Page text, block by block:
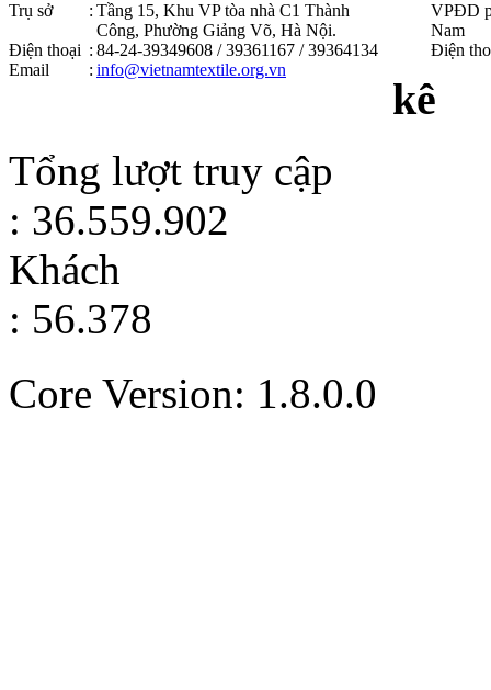
Trụ sở : Tầng 15, Khu VP tòa nhà C1 Thành
Công, Phường Giảng Võ, Hà Nội .
Điện thoại : 84-24-39349608 / 39361167 / 39364134
Email
: info@vietnamtextile.org.vn
VPĐD
Nam
Điện
kê
Tổng lượt truy cập
: 36.559.902
Khách
: 56.378
Core Version: 1.8.0.0